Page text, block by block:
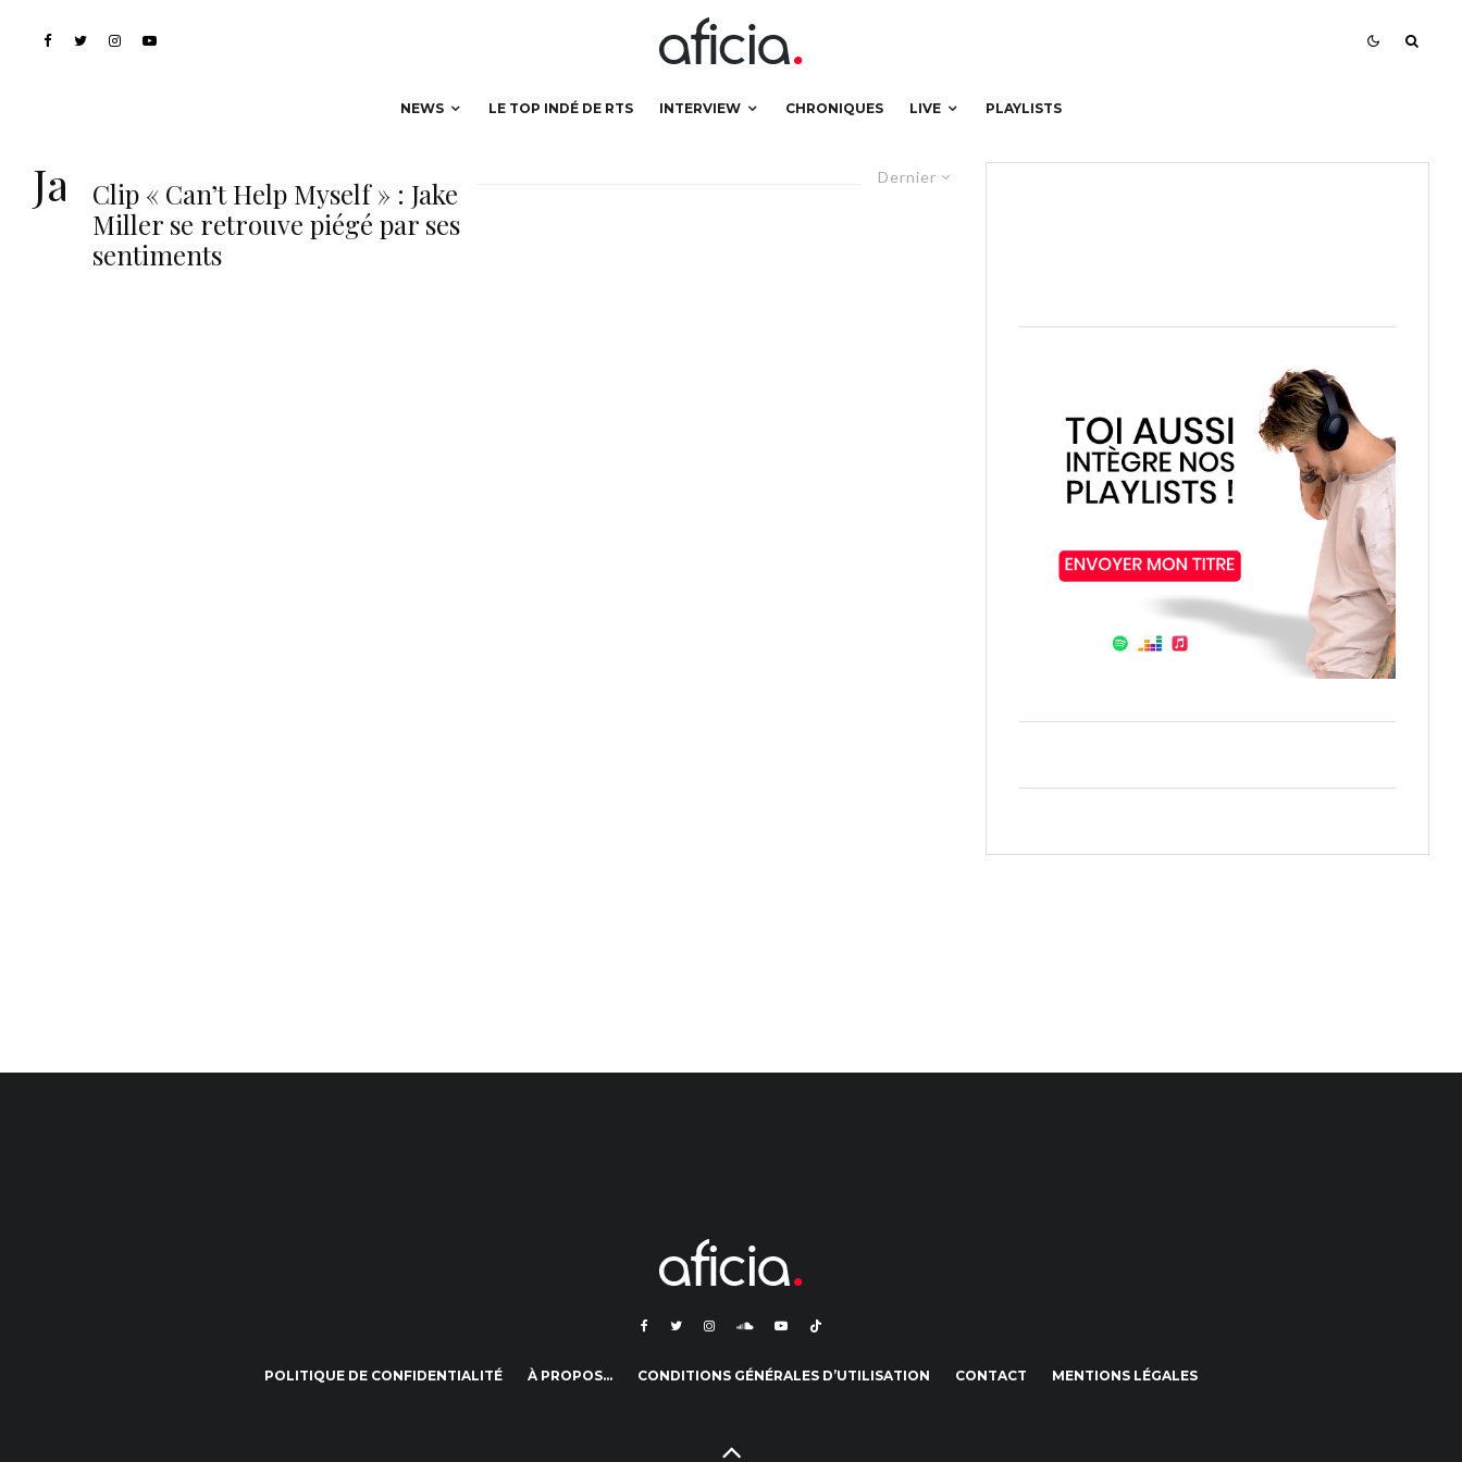
NEWS LE TOP INDÉ DE RTS INTERVIEW CHRONIQUES LIVE PLAYLISTS
Dernier
Jake Miller
Clip « Can’t Help Myself » : Jake
Miller se retrouve piégé par ses
sentiments
POLITIQUE DE CONFIDENTIALITÉ À PROPOS… CONDITIONS GÉNÉRALES D’UTILISATION CONTACT MENTIONS LÉGALES